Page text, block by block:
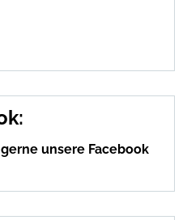
unsere Facebook